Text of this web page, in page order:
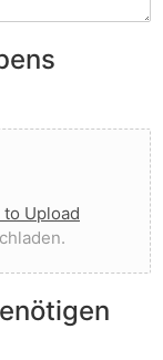
Upload